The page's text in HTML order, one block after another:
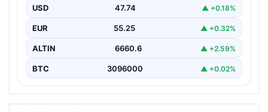
USD 47.74 ▲ +0.18%
EUR 55.25 ▲ +0.32%
ALTIN 6660.6 ▲ +2.59%
BTC 3096000 ▲ +0.02%